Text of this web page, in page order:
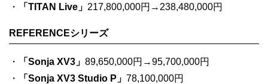
・
「TITAN Live」 217,800,000円→238,480,000円
REFERENCEシリーズ
・ 「Sonja XV3」 89,650,000円→95,700,000円
・
「Sonja XV3 Studio P」 78,100,000円